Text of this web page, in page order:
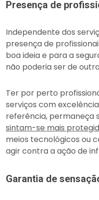
Presença de
Independente dos
presença de
boa ideia e para a
não poderia ser de
Ter por perto
serviços com
referência, permaneça
sintam-se mais
meios tecnológicos ou
agir contra a ação de
Garantia de